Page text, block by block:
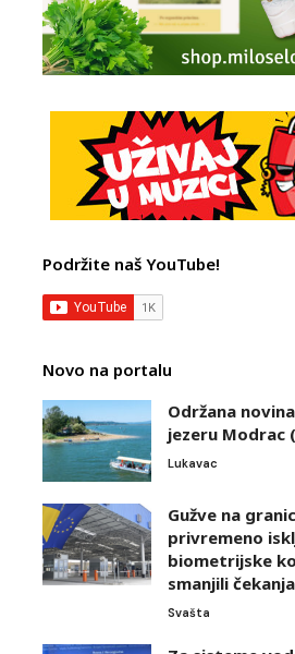
Podržite naš YouTube!
Novo na portalu
Održana
jezeru Modrac
Lukavac
Gužve na
privremeno
biometrijske
smanjili čekanja
Svašta